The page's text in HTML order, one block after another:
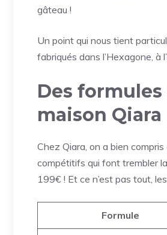
gâteau !
Un point qui nous tient
fabriqués dans l’Hexagone, à
Des
maison Qiara
Chez Qiara, on a bien
compétitifs qui font trembler
199€ ! Et ce n’est pas tout,
Formule